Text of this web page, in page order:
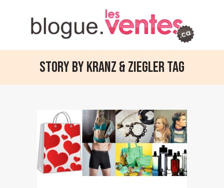
STORY by Kranz & Ziegler Tag